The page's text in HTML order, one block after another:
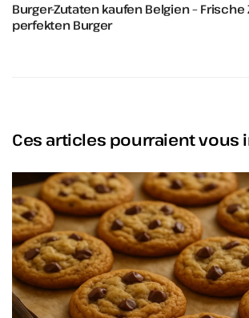
Burger-Zutaten kaufen Belgien –
perfekten Burger
Ces articles pourraient vous